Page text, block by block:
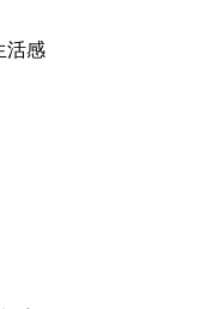
活感